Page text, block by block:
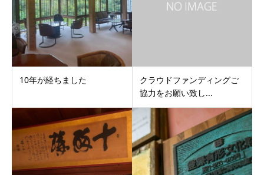
10年が経ちました
クラウドファンディングご
協力をお願い致し...